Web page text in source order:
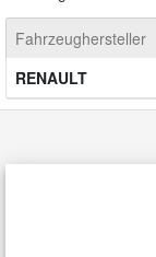
Fahrzeughersteller
RENAULT